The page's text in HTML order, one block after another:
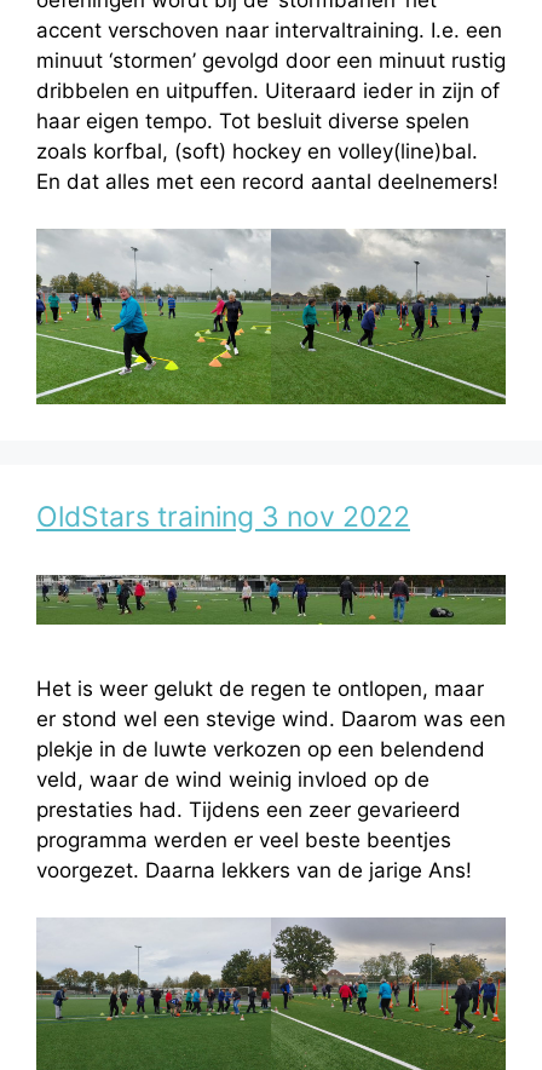
accent verschoven naar intervaltraining. I.e. een
minuut ‘stormen’ gevolgd door een minuut rustig
dribbelen en uitpuffen. Uiteraard ieder in zijn of
haar eigen tempo. Tot besluit diverse spelen
zoals korfbal, (soft) hockey en volley(line)bal.
En dat alles met een record aantal deelnemers!
OldStars training 3 nov 2022
Het is weer gelukt de regen te ontlopen, maar
er stond wel een stevige wind. Daarom was een
plekje in de luwte verkozen op een belendend
veld, waar de wind weinig invloed op de
prestaties had. Tijdens een zeer gevarieerd
programma werden er veel beste beentjes
voorgezet. Daarna lekkers van de jarige Ans!